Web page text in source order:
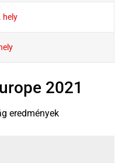
hely
2021
eredmények